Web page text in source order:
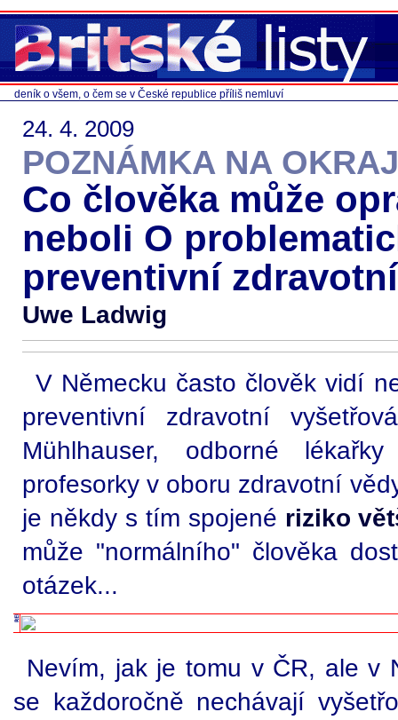
deník o všem, o čem se v České republice příliš nemluví
24. 4. 2009
POZNÁMKA NA
Co člověka může
neboli O
preventivní
Uwe Ladwig
V Německu často člověk vidí
preventivní zdravotní
Mühlhauser, odborné
profesorky v oboru zdravotní
je někdy s tím spojené riziko
může "normálního" člověka
otázek...
Nevím, jak je tomu v ČR, ale v
se každoročně nechávají